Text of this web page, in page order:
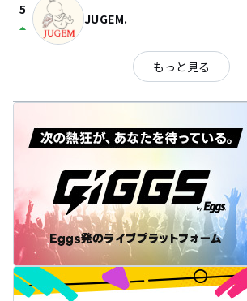
5
arrow_drop_up JUGEM.
もっと見る